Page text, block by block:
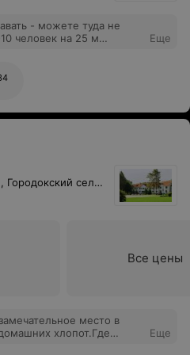
- можете туда не
человек на 25 м
оно и понятно, много
детей плавать,
пипец, душевых тоже не
раздевалок и бассейне 4
Еще
Минская обл., Молодечн. р-н, Городокский сельсовет, 4
Все цены
место в
хлопот.Где
Еще